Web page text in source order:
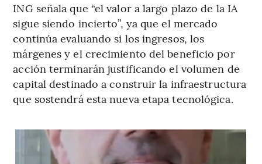
ING señala que “el valor a largo plazo de la IA
sigue siendo incierto”, ya que el mercado
continúa evaluando si los ingresos, los
márgenes y el crecimiento del beneficio por
acción terminarán justificando el volumen de
capital destinado a construir la infraestructura
que sostendrá esta nueva etapa tecnológica.